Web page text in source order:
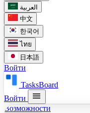
العربية
中文
한국어
ไทย
日本語
Войти
TasksBoard
Войти
menu
Возможности